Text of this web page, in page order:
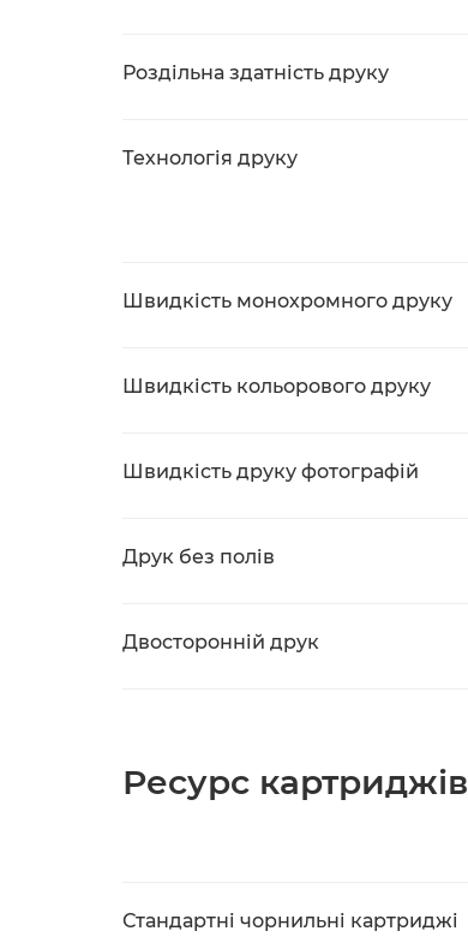
Роздільна здатність друку
Технологія друку
Швидкість монохромного друку
Швидкість кольорового друку
Швидкість друку фотографій
Друк без полів
Двосторонній друк
Ресурс картриджів
Стандартні чорнильні картриджі